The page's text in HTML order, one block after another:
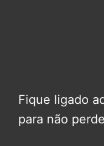
Fique ligado
para não